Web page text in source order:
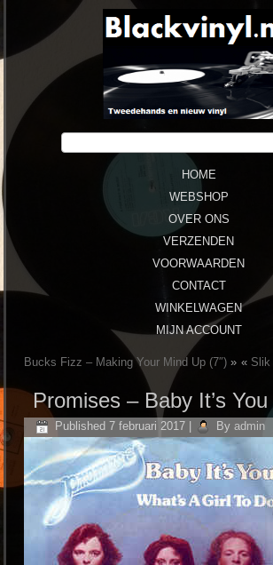
HOME
WEBSHOP
OVER ONS
VERZENDEN
VOORWAARDEN
CONTACT
WINKELWAGEN
MIJN ACCOUNT
Bucks Fizz ‎– Making Your Mind Up (7″) » « Slik
Promises ‎– Baby It’s You
Published 7 februari 2017 By admin